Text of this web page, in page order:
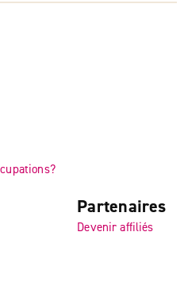
Partenaires
Devenir affiliés